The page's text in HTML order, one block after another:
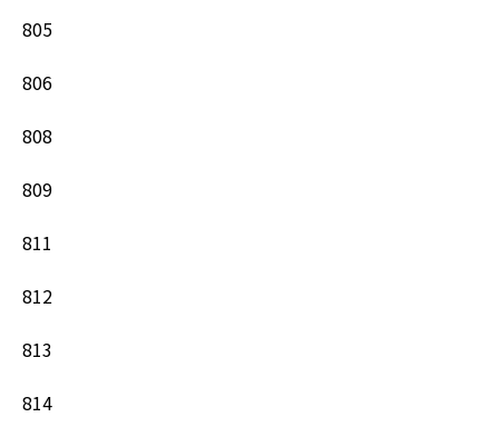
805
806
808
809
811
812
813
814